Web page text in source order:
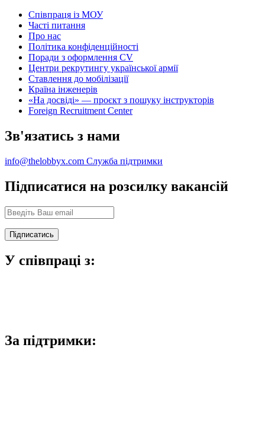
Співпраця із МОУ
Часті питання
Про нас
Політика конфіденційності
Поради з оформлення CV
Центри рекрутингу української армії
Ставлення до мобілізації
Країна інженерів
«На досвіді» — проєкт з пошуку інструкторів
Foreign Recruitment Center
Зв'язатись з нами
info@thelobbyx.com Служба підтримки
Підписатися на розсилку вакансій
У співпраці з:
За підтримки: